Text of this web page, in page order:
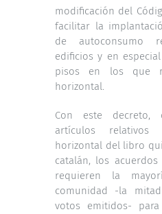
modificación del
facilitar la
de autoconsumo
edificios y en
pisos en los que
horizontal.
Con este decreto,
artículos
horizontal del libro
catalán, los
requieren la
comunidad -la
votos emitidos-